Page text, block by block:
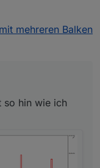
so hin wie ich das
von flot liegen -
mehreren Balken
so hin wie ich